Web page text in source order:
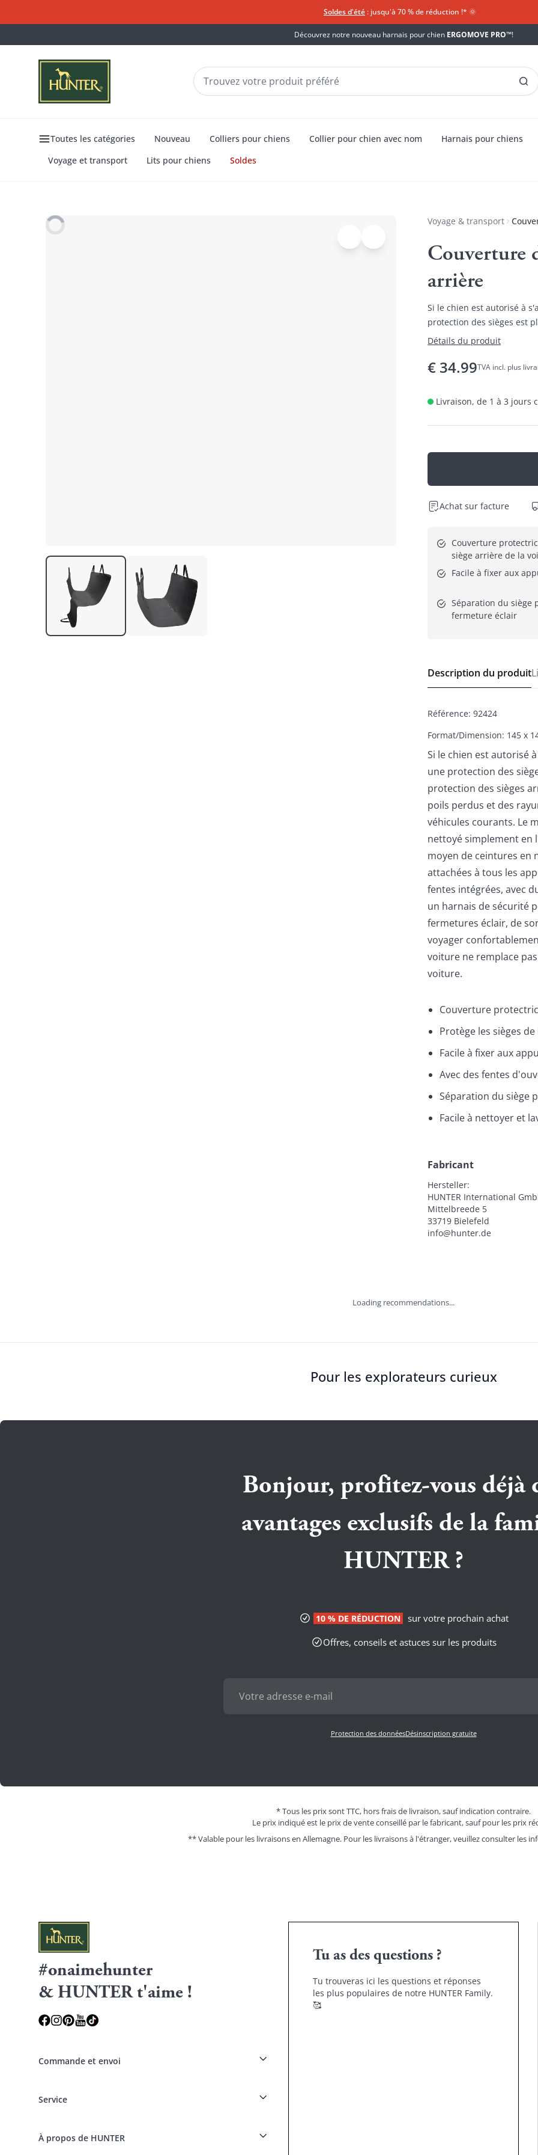
Soldes d'été : jusqu'à 70 % de réduction !*​ 🌞
Découvrez notre nouveau harnais pour chien ERGOMOVE PRO™!
Toutes les catégories Nouveau Colliers pour chiens Collier pour chien avec nom Harnais pour chiens
Voyage et transport
Lits pour chiens Soldes
Voyage & transport
Couverture
arrière
Si le chien est autorisé à
protection des sièges est
Détails du produit
€ 34.99TVA incl. plus
Livraison, de 1 à 3 jours
Achat sur facture
Couverture
siège arrière de la
Facile à fixer aux
Séparation du siège
fermeture éclair
Description du produit
Référence: 92424
Format/Dimension: 145 x
Si le chien est autorisé
une protection des
protection des sièges
poils perdus et des
véhicules courants. Le
nettoyé simplement en
moyen de ceintures en
attachées à tous les
fentes intégrées, avec
un harnais de sécurité
fermetures éclair, de
voyager
voiture ne remplace
voiture.
Couverture
Protège les sièges
Facile à fixer aux
Avec des fentes
Séparation du siège
Facile à nettoyer et
Fabricant
Hersteller:
HUNTER International
Mittelbreede 5
33719 Bielefeld
info@hunter.de
Loading recommendations...
Pour les explorateurs curieux
Bonjour, profitez-vous déjà
avantages exclusifs de la
HUNTER ?
10 % DE RÉDUCTION
sur votre prochain achat
Offres, conseils et astuces sur les produits
Protection des donnéesDésinscription gratuite
* Tous les prix sont TTC, hors frais de livraison, sauf indication contraire.
Le prix indiqué est le prix de vente conseillé par le fabricant, sauf pour les prix
** Valable pour les livraisons en Allemagne. Pour les livraisons à l'étranger, veuillez consulter les
#onaimehunter
& HUNTER t'aime !
Commande et envoi
Spéciaux pour les professionnels du chien
Informations sur la livraison
Service
Tableau des races
À propos de HUNTER
Tu as des questions ?
Tu trouveras ici les questions et réponses
les plus populaires de notre HUNTER Family.
🥰